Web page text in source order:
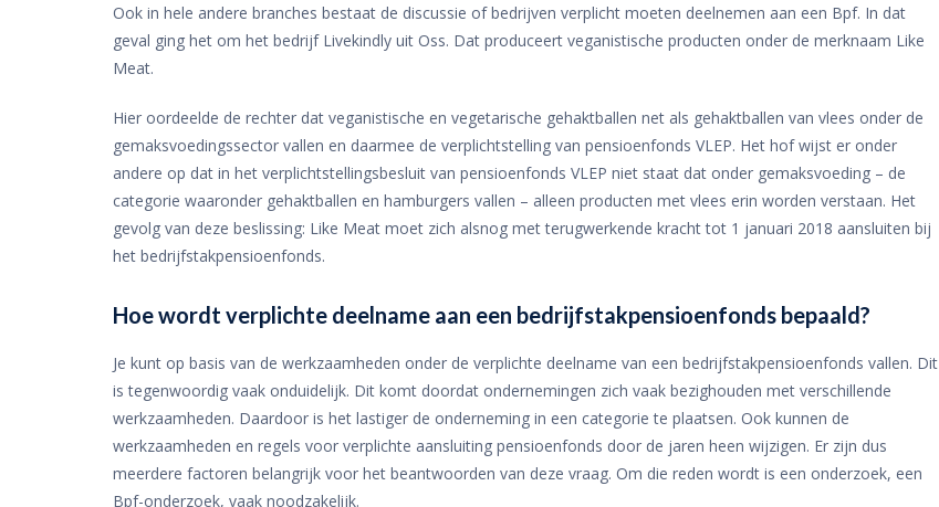
Ook in hele andere branches bestaat de discussie of bedrijven verplicht moeten deelnemen aan een Bpf. In dat
geval ging het om het bedrijf Livekindly uit Oss. Dat produceert veganistische producten onder de merknaam Like
Meat.
Hier oordeelde de rechter dat veganistische en vegetarische gehaktballen net als gehaktballen van vlees onder de
gemaksvoedingssector vallen en daarmee de verplichtstelling van pensioenfonds VLEP. Het hof wijst er onder
andere op dat in het verplichtstellingsbesluit van pensioenfonds VLEP niet staat dat onder gemaksvoeding – de
categorie waaronder gehaktballen en hamburgers vallen – alleen producten met vlees erin worden verstaan. Het
gevolg van deze beslissing: Like Meat moet zich alsnog met terugwerkende kracht tot 1 januari 2018 aansluiten bij
het bedrijfstakpensioenfonds.
Hoe wordt verplichte deelname aan een bedrijfstakpensioenfonds bepaald?
Je kunt op basis van de werkzaamheden onder de verplichte deelname van een bedrijfstakpensioenfonds vallen. Dit
is tegenwoordig vaak onduidelijk. Dit komt doordat ondernemingen zich vaak bezighouden met verschillende
werkzaamheden. Daardoor is het lastiger de onderneming in een categorie te plaatsen. Ook kunnen de
werkzaamheden en regels voor verplichte aansluiting pensioenfonds door de jaren heen wijzigen. Er zijn dus
meerdere factoren belangrijk voor het beantwoorden van deze vraag. Om die reden wordt is een onderzoek, een
Bpf-onderzoek, vaak noodzakelijk.